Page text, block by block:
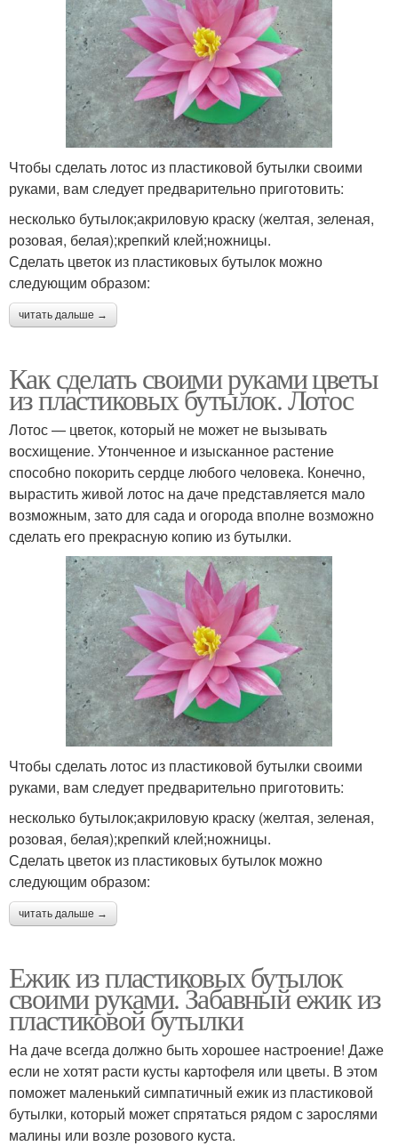
Чтобы сделать лотос из пластиковой бутылки своими
руками, вам следует предварительно приготовить:
несколько бутылок;акриловую краску (желтая, зеленая,
розовая, белая);крепкий клей;ножницы.
Сделать цветок из пластиковых бутылок можно
следующим образом:
читать дальше →
Как сделать своими руками цветы
из пластиковых бутылок. Лотос
Лотос — цветок, который не может не вызывать
восхищение. Утонченное и изысканное растение
способно покорить сердце любого человека. Конечно,
вырастить живой лотос на даче представляется мало
возможным, зато для сада и огорода вполне возможно
сделать его прекрасную копию из бутылки.
Чтобы сделать лотос из пластиковой бутылки своими
руками, вам следует предварительно приготовить:
несколько бутылок;акриловую краску (желтая, зеленая,
розовая, белая);крепкий клей;ножницы.
Сделать цветок из пластиковых бутылок можно
следующим образом:
читать дальше →
Ежик из пластиковых бутылок
своими руками. Забавный ежик из
пластиковой бутылки
На даче всегда должно быть хорошее настроение! Даже
если не хотят расти кусты картофеля или цветы. В этом
поможет маленький симпатичный ежик из пластиковой
бутылки, который может спрятаться рядом с зарослями
малины или возле розового куста.